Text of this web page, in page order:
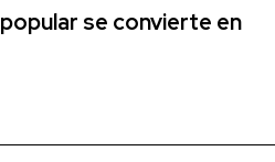
se convierte en